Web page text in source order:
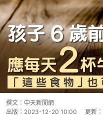
撰文： 中天新聞網
出版： 2023-12-20 10:00 更新：